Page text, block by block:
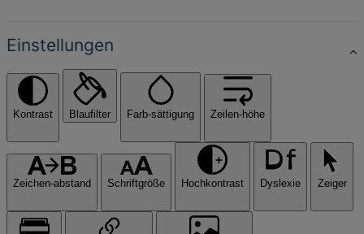
Einstellungen
Kontrast Blaufilter Farb-sättigung Zeilen-höhe
Zeichen-abstand Schriftgröße Hochkontrast Dyslexie Zeiger